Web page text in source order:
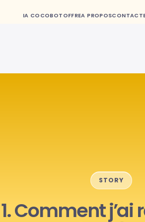
IA COCOBOT OFFREA PROPOSCONTACT
STORY
1. Comment j’ai